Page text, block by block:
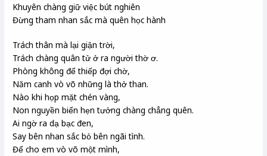
Khuyên chàng giữ việc bút nghiên
Đừng tham nhan sắc mà quên học hành
Trách thân mà lại giận trời,
Trách chàng quân tử ở ra người thờ ơ.
Phòng không để thiếp đợi chờ,
Năm canh vò võ những là thở than.
Nào khi họp mặt chén vàng,
Non nguyền biển hẹn tưởng chàng chẳng quên.
Ai ngờ ra dạ bạc đen,
Say bên nhan sắc bỏ bên ngãi tình.
Để cho em vò võ một mình,